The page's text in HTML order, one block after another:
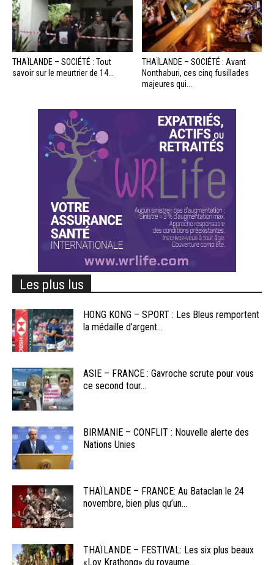
THAÏLANDE – SOCIÉTÉ : Tout
savoir sur le meurtrier de 14...
THAÏLANDE – SOCIÉTÉ : Avant
Nonthaburi, ces cinq fusillades
majeures qui...
Les plus lus
HONG KONG – SPORT : Les Bleus remportent
la médaille d’argent...
ASIE – FRANCE : Gavroche scrute pour vous
ce second tour...
BIRMANIE – CONFLIT : Nouvelle alerte des
Nations Unies
THAÏLANDE – FRANCE: Au Bataclan le 24
novembre, bien plus qu’un...
THAÏLANDE – FESTIVAL: Les six plus beaux
«Loy Krathong» du royaume...